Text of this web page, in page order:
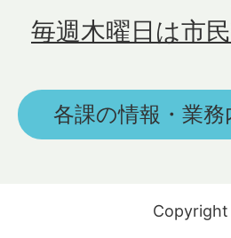
毎週木曜日は市
各課の情報・業務
Copyright